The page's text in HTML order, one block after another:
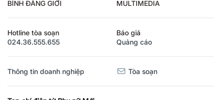
BÌNH ĐẲNG GIỚI MULTIMEDIA
Hotline tòa soạn
024.36.555.655
Báo giá
Quảng cáo
Thông tin doanh nghiệp Tòa soạn